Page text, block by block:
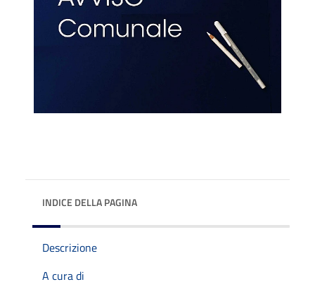
INDICE DELLA PAGINA
Descrizione
A cura di